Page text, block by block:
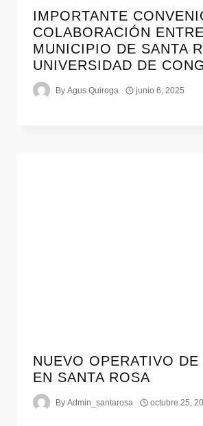
IMPORTANTE
COLABORACIÓN
MUNICIPIO DE SANTA
UNIVERSIDAD DE
By Agus Quiroga junio 6, 2025
NUEVO OPERATIVO DE
EN SANTA ROSA
By Admin_santarosa octubre 25,